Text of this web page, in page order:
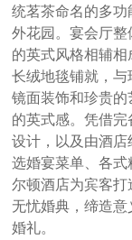
统茗茶命名的多
外花园。宴会厅
的英式风格相辅
长绒地毯铺就，
镜面装饰和珍贵
的英式感。凭借
设计，以及由酒
选婚宴菜单、各
尔顿酒店为宾客
无忧婚典，缔造
婚礼。